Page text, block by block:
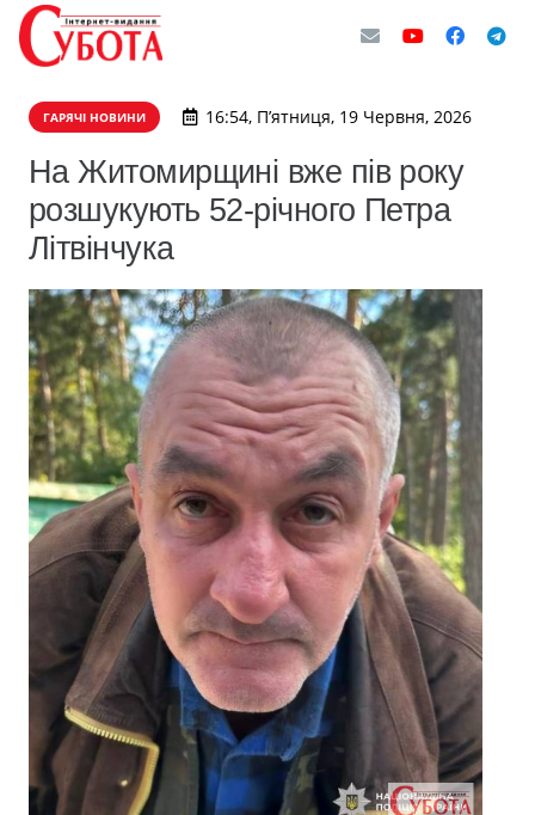
ГАРЯЧІ НОВИНИ 16:54, П’ятниця, 19 Червня, 2026
На Житомирщині вже пів року
розшукують 52-річного Петра
Літвінчука